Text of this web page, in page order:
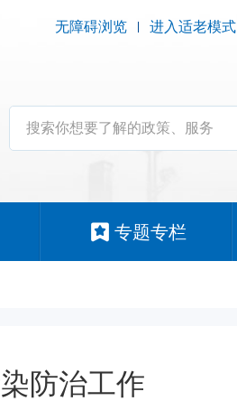
无障碍浏览 进入适老模式
专题专栏
防治工作